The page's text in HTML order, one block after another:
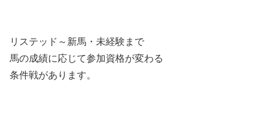
リステッド～新馬・未経験まで
馬の成績に応じて参加資格が変わる
条件戦があります。